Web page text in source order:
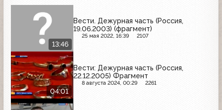
13:46
Вести. Дежурная часть (Россия,
19.06.2003) (фрагмент)
25 мая 2022, 16:39 2107
04:01
Вести: Дежурная часть (Россия,
22.12.2005) Фрагмент
8 августа 2024, 00:29 2261